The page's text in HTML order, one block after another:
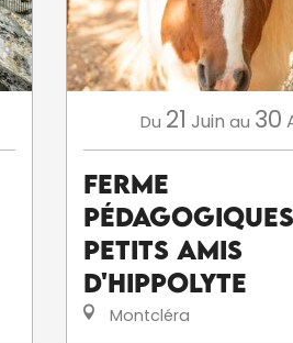
Du 21 Juin au 30
Ferme
pédagogiques
petits amis
d'Hippolyte
Montcléra